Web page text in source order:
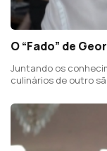
O “Fado” de
Juntando os
culinários de outro